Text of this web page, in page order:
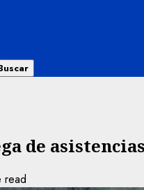
de
read